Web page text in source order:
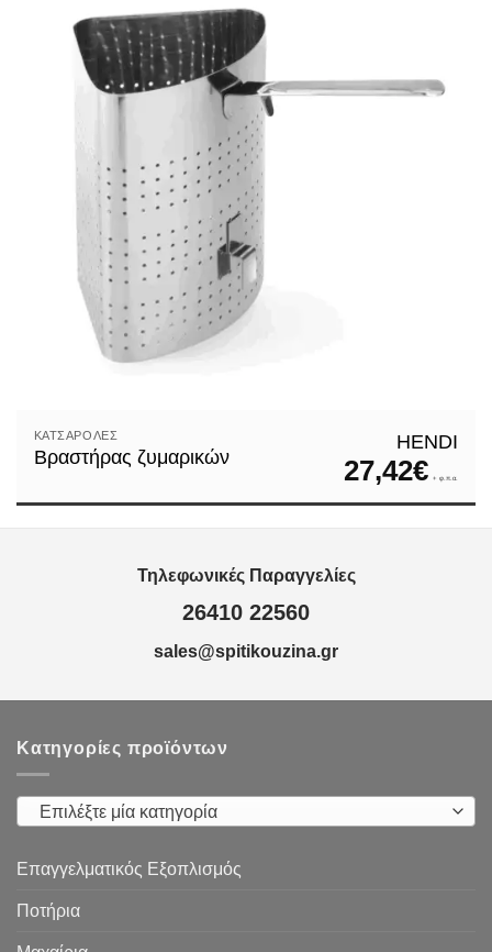
ΚΑΤΣΑΡΌΛΕΣ
Βραστήρας ζυμαρικών
HENDI
27,42€ + φ.π.α.
Τηλεφωνικές Παραγγελίες
26410 22560
sales@spitikouzina.gr
Κατηγορίες προϊόντων
Επιλέξτε μία κατηγορία
Επαγγελματικός Εξοπλισμός
Ποτήρια